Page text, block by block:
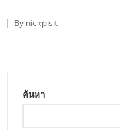
Posted
By nickpisit
ค้นหา